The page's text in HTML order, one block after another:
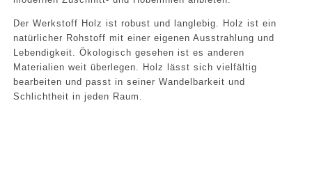
Der Werkstoff Holz ist robust und langlebig. Holz ist ein
natürlicher Rohstoff mit einer eigenen Ausstrahlung und
Lebendigkeit. Ökologisch gesehen ist es anderen
Materialien weit überlegen. Holz lässt sich vielfältig
bearbeiten und passt in seiner Wandelbarkeit und
Schlichtheit in jeden Raum.